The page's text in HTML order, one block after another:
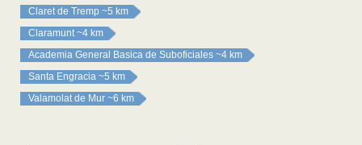
Claret de Tremp ~5 km
Claramunt ~4 km
Academia General Basica de Suboficiales ~4 km
Santa Engracia ~5 km
Valamolat de Mur ~6 km